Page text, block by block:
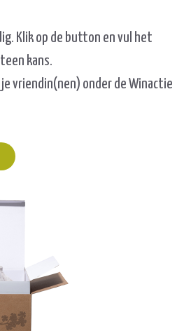
Klik op de button en vul het
kans.
je vriendin(nen) onder de Winactie